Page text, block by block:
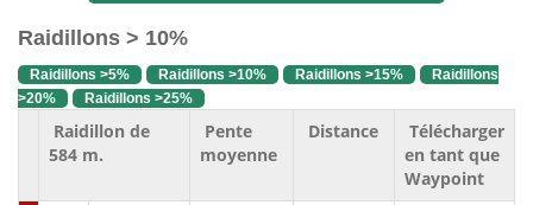
Raidillons > 10%
Raidillons >5% Raidillons >10% Raidillons >15%
Raidillons
>20%
Raidillons >25%
Raidillon de
584 m.
Pente
moyenne
Distance
Télécharger
en tant que
Waypoint